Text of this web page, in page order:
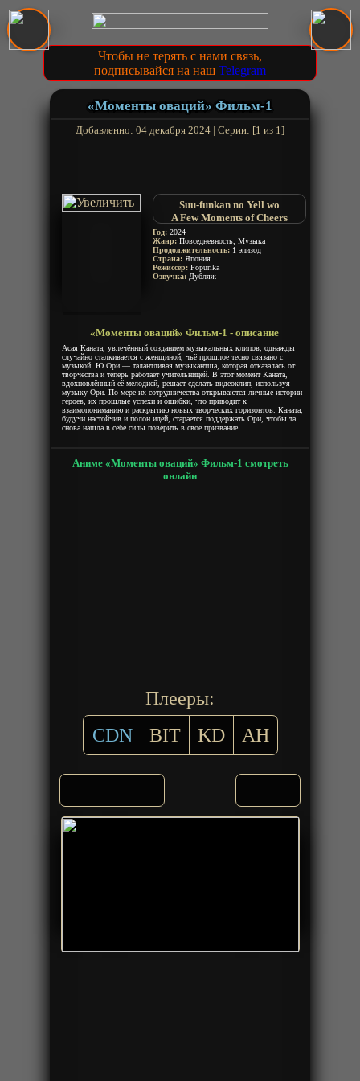
Чтобы не терять с нами связь,
подписывайся на наш Telegram
«Моменты оваций» Фильм-1
Добавленно: 04 декабря 2024 | Серии: [1 из 1]
Suu-funkan no Yell wo
A Few Moments of Cheers
Год: 2024
Жанр: Повседневность, Музыка
Продолжительность: 1 эпизод
Страна: Япония
Режиссёр: Popurika
Озвучка: Дубляж
«Моменты оваций» Фильм-1 - описание
Асая Каната, увлечённый созданием музыкальных клипов, однажды
случайно сталкивается с женщиной, чьё прошлое тесно связано с
музыкой. Ю Ори — талантливая музыкантша, которая отказалась от
творчества и теперь работает учительницей. В этот момент Каната,
вдохновлённый её мелодией, решает сделать видеоклип, используя
музыку Ори. По мере их сотрудничества открываются личные истории
героев, их прошлые успехи и ошибки, что приводит к
взаимопониманию и раскрытию новых творческих горизонтов. Каната,
будучи настойчив и полон идей, старается поддержать Ори, чтобы та
снова нашла в себе силы поверить в своё призвание.
Аниме «Моменты оваций» Фильм-1 смотреть
онлайн
Плееры:
CDN
BIT KD AH